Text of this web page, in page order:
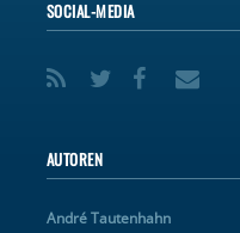
SOCIAL-MEDIA
AUTOREN
André Tautenhahn